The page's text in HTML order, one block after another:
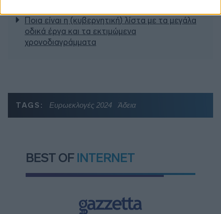
Ποια είναι η (κυβερνητική) λίστα με τα μεγάλα
οδικά έργα και τα εκτιμώμενα
χρονοδιαγράμματα
TAGS: Ευρωεκλογές 2024 Άδεια
BEST OF INTERNET